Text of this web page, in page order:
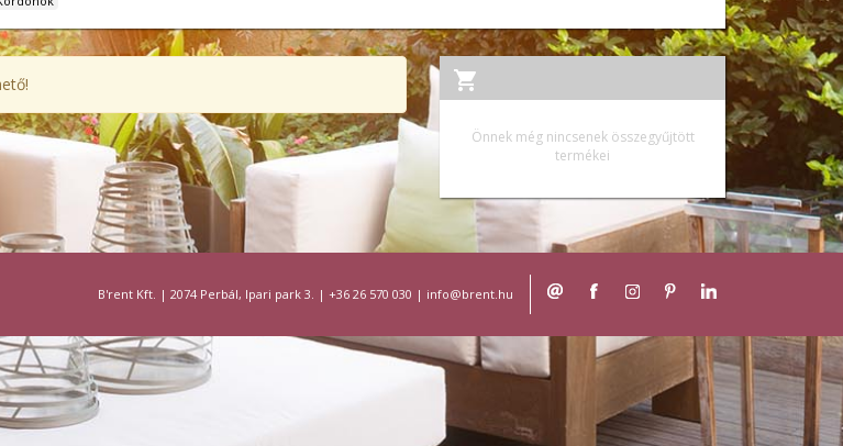
Önnek még nincsenek összegyűjtött
termékei
B'rent Kft. | 2074 Perbál, Ipari park 3. | +36 26 570 030 | info@brent.hu